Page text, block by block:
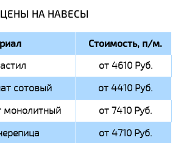
ЦЕНЫ НА НАВЕСЫ
Стоимость, п/м.
от 4610 Руб.
сотовый
от 4410 Руб.
монолитный
от 7410 Руб.
от 4710 Руб.